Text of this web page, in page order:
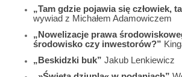
„Tam gdzie pojawia się człowiek,
wywiad z Michałem Adamowiczem
„Nowelizacje prawa
środowisko czy inwestorów?”
„Beskidzki buk” Jakub Lenkiewicz